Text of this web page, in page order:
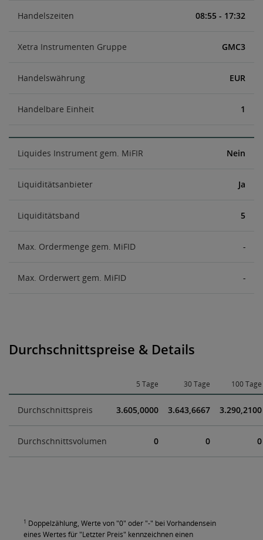
Handelszeiten 08:55 - 17:32
Xetra Instrumenten Gruppe GMC3
Handelswährung EUR
Handelbare Einheit 1
Liquides Instrument gem. MiFIR Nein
Liquiditätsanbieter Ja
Liquiditätsband 5
Max. Ordermenge gem. MiFID -
Max. Orderwert gem. MiFID -
Durchschnittspreise & Details
5 Tage 30 Tage 100 Tage
Durchschnittspreis 3.605,0000 3.643,6667 3.290,2100
Durchschnittsvolumen 0 0 0
1 Doppelzählung, Werte von "0" oder "-" bei Vorhandensein
eines Wertes für "Letzter Preis" kennzeichnen einen